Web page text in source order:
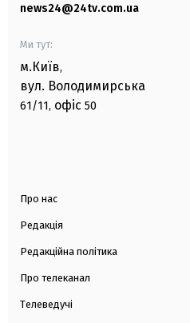
news24@24tv.com.ua
Ми тут:
м.Київ,
вул. Володимирська
61/11, офіс 50
Про нас
Редакція
Редакційна політика
Про телеканал
Телеведучі